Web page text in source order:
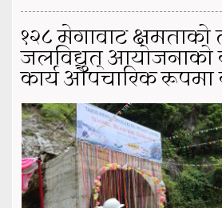
१२८ मेगावाट क्षमताको
जलविद्युत् आयोजनाको
कार्य औपचारिक